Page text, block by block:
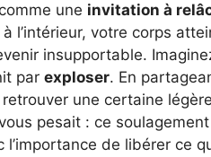
une invitation à
l’intérieur, votre corps
insupportable.
par exploser. En
une certaine
pesait : ce
l’importance de libérer ce